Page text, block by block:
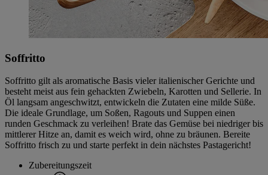
Soffritto
Soffritto gilt als aromatische Basis vieler italienischer Gerichte und
besteht meist aus fein gehackten Zwiebeln, Karotten und Sellerie. In
Öl langsam angeschwitzt, entwickeln die Zutaten eine milde Süße.
Die ideale Grundlage, um Soßen, Ragouts und Suppen einen
runden Geschmack zu verleihen! Brate das Gemüse bei niedriger bis
mittlerer Hitze an, damit es weich wird, ohne zu bräunen. Bereite
Soffritto frisch zu und starte perfekt in dein nächstes Pastagericht!
Zubereitungszeit